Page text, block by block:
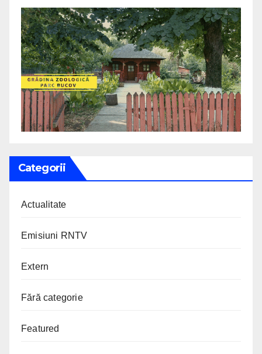
Categorii
Actualitate
Emisiuni RNTV
Extern
Fără categorie
Featured